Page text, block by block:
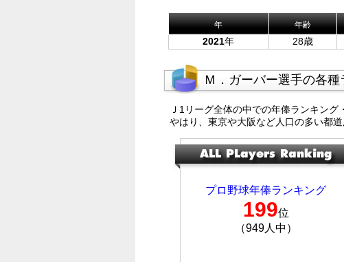
年 年齢
2021年 28歳
Ｍ．ガーバー選手の各
Ｊ1リーグ全体の中での年俸ランキン
やはり、東京や大阪など人口の多い都道
プロ野球年俸ランキング
199位
（949人中）